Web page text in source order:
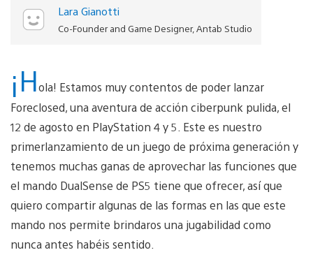
Lara Gianotti
Co-Founder and Game Designer, Antab Studio
¡Hola! Estamos muy contentos de poder lanzar
Foreclosed, una aventura de acción ciberpunk pulida, el
12 de agosto en PlayStation 4 y 5. Este es nuestro
primerlanzamiento de un juego de próxima generación y
tenemos muchas ganas de aprovechar las funciones que
el mando DualSense de PS5 tiene que ofrecer, así que
quiero compartir algunas de las formas en las que este
mando nos permite brindaros una jugabilidad como
nunca antes habéis sentido.